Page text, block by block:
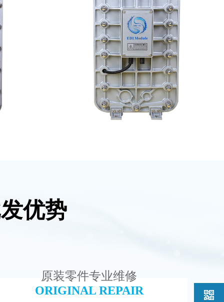
MK-TC100 EDI超纯水处理设备
查看详情
优势
原装零件专业维修
ORIGINAL REPAIR